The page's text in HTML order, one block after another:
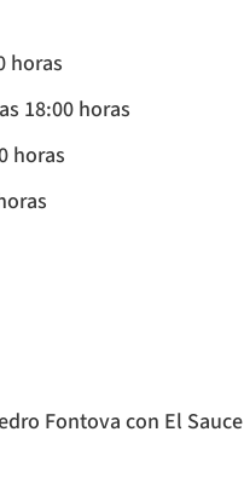
horas
18:00 horas
horas
Fontova con El Sauce